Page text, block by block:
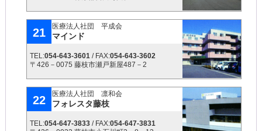
21 医療法人社団 平成会
マインド
TEL:054-643-3601/ FAX:054-643-3602
〒426－0075 藤枝市瀬戸新屋487－2
22 医療法人社団 凛和会
フォレスタ藤枝
TEL:054-647-3833/ FAX:054-647-3831